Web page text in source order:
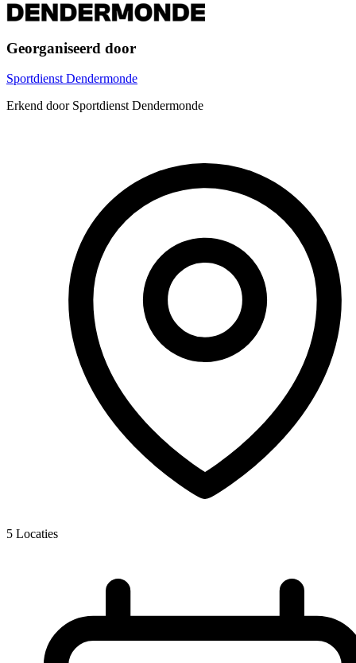
Georganiseerd door
Sportdienst Dendermonde
Erkend door Sportdienst Dendermonde
5 Locaties